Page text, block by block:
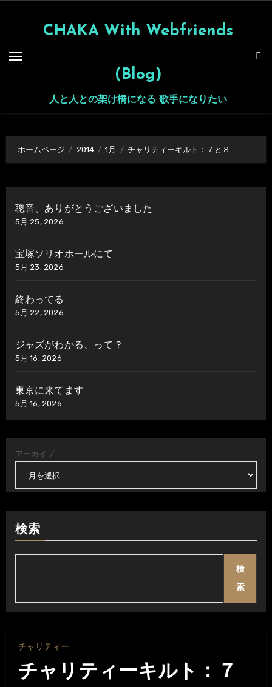
CHAKA With Webfriends
(Blog)
人と人との架け橋になる 歌手になりたい
ホームページ 2014 1月 チャリティーキルト：７と８
聰音、ありがとうございました
5月 25, 2026
宝塚ソリオホールにて
5月 23, 2026
終わってる
5月 22, 2026
ジャズがわかる、って？
5月 16, 2026
東京に来てます
5月 16, 2026
アーカイブ
検索
検
索
チャリティー
チャリティーキルト：７